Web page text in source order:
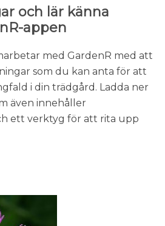
och lär känna
appen
med GardenR med att
som du kan anta för att
i din trädgård. Ladda ner
även innehåller
ett verktyg för att rita upp